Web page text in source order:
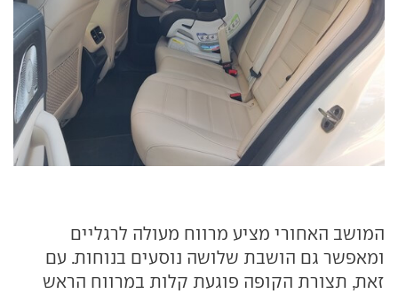
המושב האחורי מציע מרווח מעולה לרגליים
ומאפשר גם הושבת שלושה נוסעים בנוחות. עם
זאת, תצורת הקופה פוגעת קלות במרווח הראש